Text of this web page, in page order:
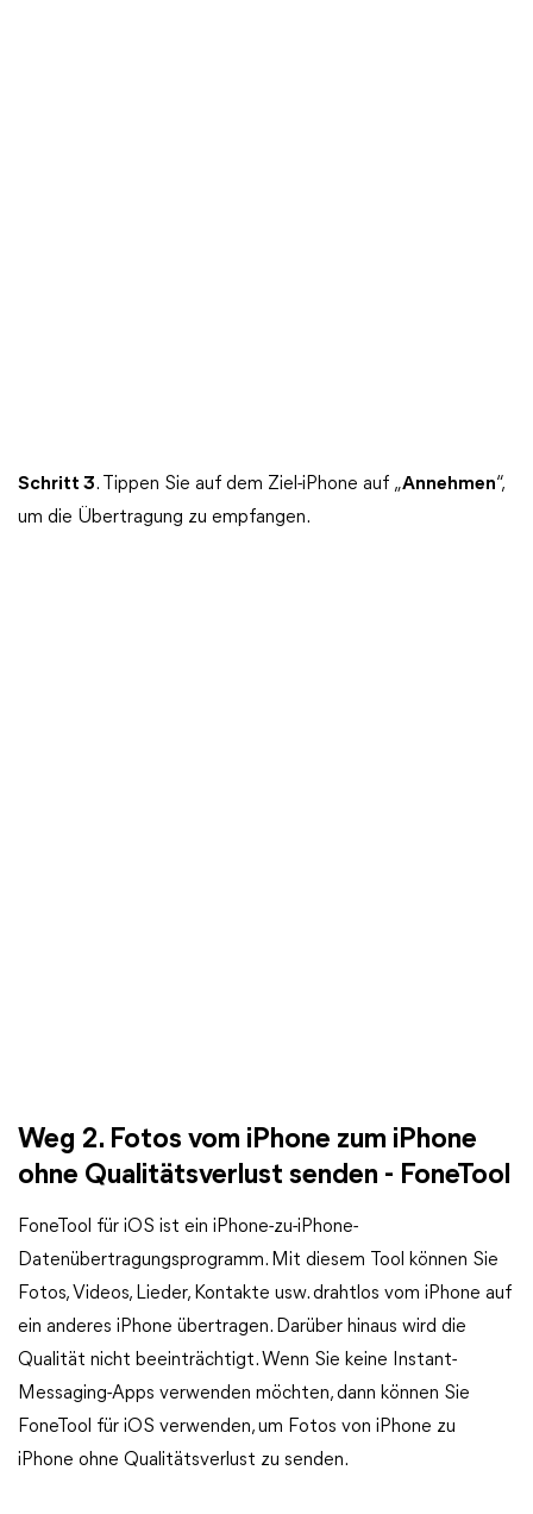
Schritt 3. Tippen Sie auf dem Ziel-iPhone auf „Annehmen“,
um die Übertragung zu empfangen.
Weg 2. Fotos vom iPhone zum iPhone
ohne Qualitätsverlust senden - FoneTool
FoneTool für iOS ist ein iPhone-zu-iPhone-
Datenübertragungsprogramm. Mit diesem Tool können Sie
Fotos, Videos, Lieder, Kontakte usw. drahtlos vom iPhone auf
ein anderes iPhone übertragen. Darüber hinaus wird die
Qualität nicht beeinträchtigt. Wenn Sie keine Instant-
Messaging-Apps verwenden möchten, dann können Sie
FoneTool für iOS verwenden, um Fotos von iPhone zu
iPhone ohne Qualitätsverlust zu senden.